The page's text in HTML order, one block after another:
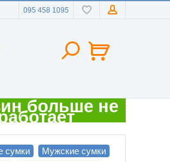
095 458 1095
больше не
сумки
Мужские сумки